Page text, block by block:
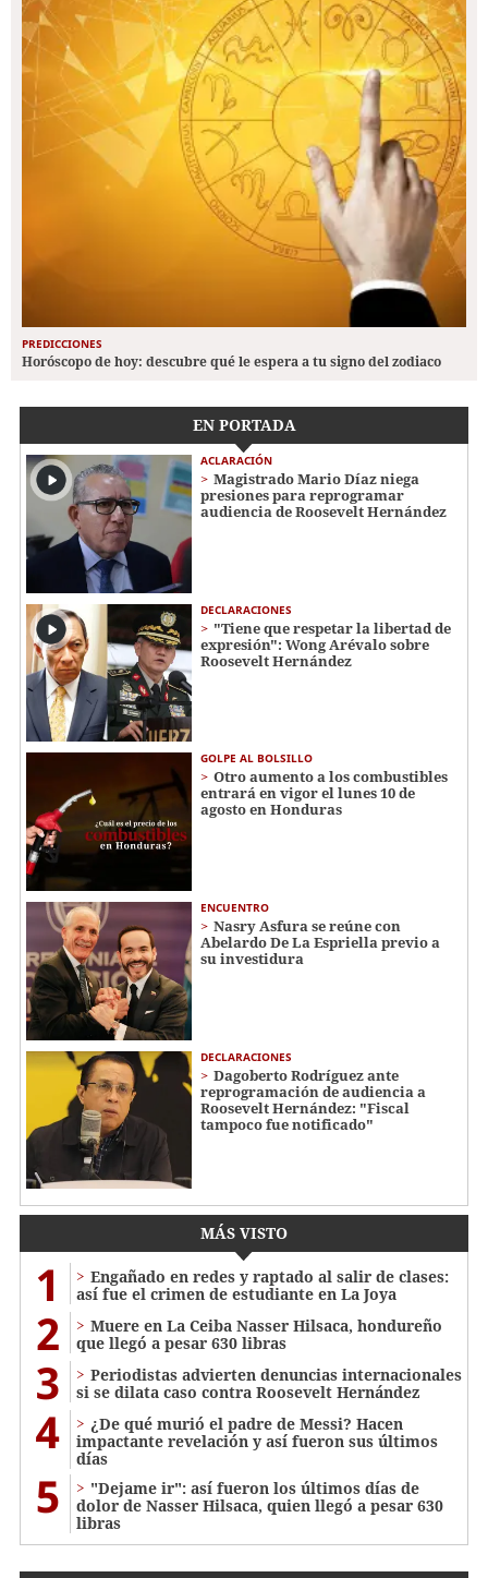
PREDICCIONES
Horóscopo de hoy: descubre qué le espera a tu signo del zodiaco
EN PORTADA
ACLARACIÓN
Magistrado Mario Díaz niega
presiones para reprogramar
audiencia de Roosevelt Hernández
DECLARACIONES
"Tiene que respetar la libertad de
expresión": Wong Arévalo sobre
Roosevelt Hernández
GOLPE AL BOLSILLO
Otro aumento a los combustibles
entrará en vigor el lunes 10 de
agosto en Honduras
ENCUENTRO
Nasry Asfura se reúne con
Abelardo De La Espriella previo a
su investidura
DECLARACIONES
Dagoberto Rodríguez ante
reprogramación de audiencia a
Roosevelt Hernández: "Fiscal
tampoco fue notificado"
MÁS VISTO
1
Engañado en redes y raptado al salir de clases:
así fue el crimen de estudiante en La Joya
2
Muere en La Ceiba Nasser Hilsaca, hondureño
que llegó a pesar 630 libras
3
Periodistas advierten denuncias internacionales
si se dilata caso contra Roosevelt Hernández
4
¿De qué murió el padre de Messi? Hacen
impactante revelación y así fueron sus últimos
días
5
"Dejame ir": así fueron los últimos días de
dolor de Nasser Hilsaca, quien llegó a pesar 630
libras